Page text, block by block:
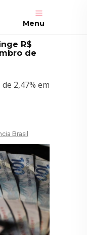
Menu
R$
de
2,47% em
Brasil